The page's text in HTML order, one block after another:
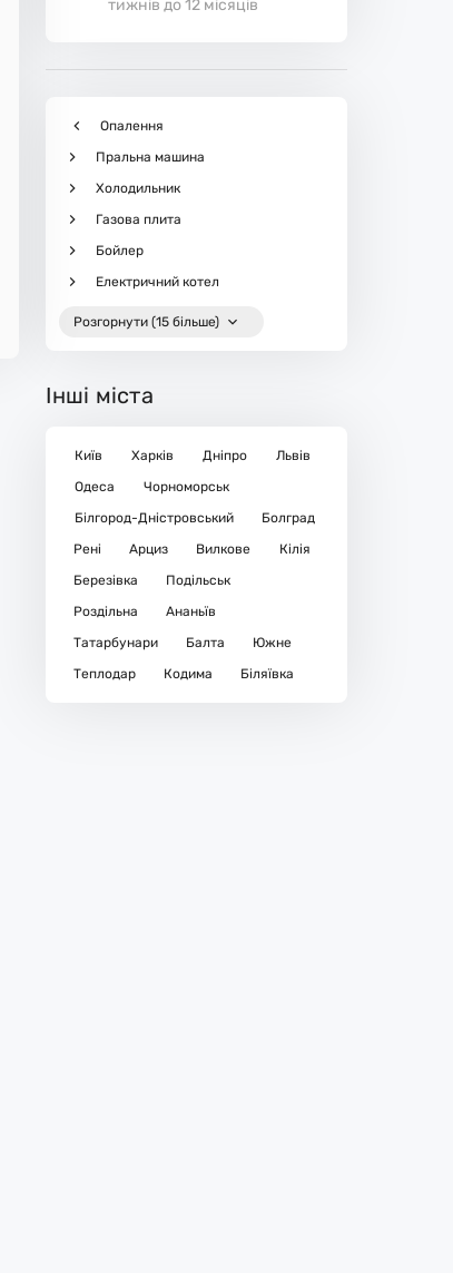
тижнів до 12 місяців
Опалення
Пральна машина
Холодильник
Газова плита
Бойлер
Електричний котел
Розгорнути (15 більше)
Інші міста
Київ Харків Дніпро
Львів
Одеса
Чорноморськ
Білгород-Дністровський
Болград
Рені
Арциз Вилкове
Кілія
Березівка
Подільськ
Роздільна
Ананьїв
Татарбунари
Балта
Южне
Теплодар
Кодима Біляївка